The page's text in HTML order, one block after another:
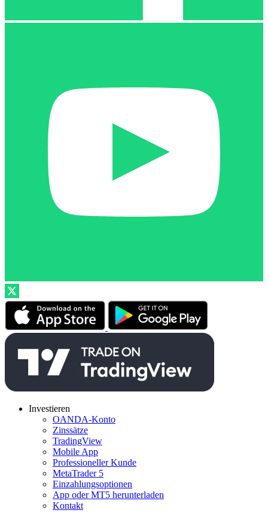
Investieren
OANDA-Konto
Zinssätze
TradingView
Mobile App
Professioneller Kunde
MetaTrader 5
Einzahlungsoptionen
App oder MT5 herunterladen
Kontakt